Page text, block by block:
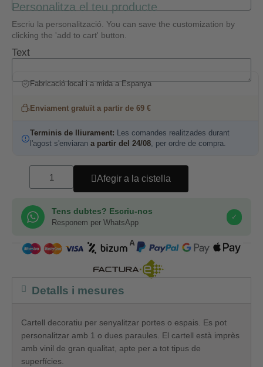
Personalitza el teu producte
Escriu la personalització. You can save the customization by
clicking the 'add to cart' button.
Text
Fabricació local i a mida a Espanya
Enviament gratuït a partir de 69 €
Terminis de lliurament: Les comandes realitzades durant
l'agost s'enviaran a partir del 24/08, per ordre de compra.
Afegir a la cistella
Tens dubtes? Escriu-nos
Responem per WhatsApp
✓
COMPRA SEGURA
Detalls i mesures
Cartell decoratiu per senyalitzar portes o espais. Es pot
personalitzar amb 1 o dues paraules. El cartell està imprès
amb vinil de gran qualitat, apte per a tot tipus de
superfícies.